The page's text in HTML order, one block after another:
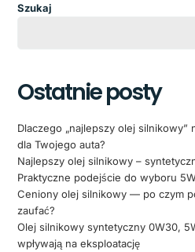
Szukaj
Ostatnie posty
Dlaczego „najlepszy olej
dla Twojego auta?
Najlepszy olej silnikowy –
Praktyczne podejście do wyboru
Ceniony olej silnikowy — po czym
zaufać?
Olej silnikowy syntetyczny 0W30,
wpływają na eksploatację